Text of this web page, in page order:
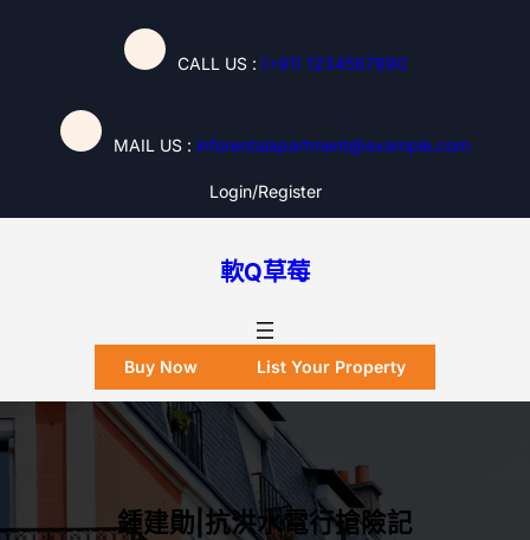
CALL US : (+91) 1234567890
MAIL US : inforentalapartment@example.com
Login/register
軟Q草莓
Buy Now List Your Property
鍾建勛|抗洪水電行搶險記